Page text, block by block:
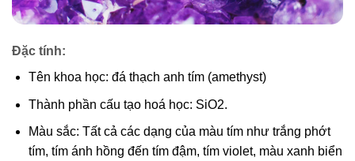
Đặc tính:
Tên khoa học: đá thạch anh tím (amethyst)
Thành phần cấu tạo hoá học: SiO2.
Màu sắc: Tất cả các dạng của màu tím như trắng phớt
tím, tím ánh hồng đến tím đậm, tím violet, màu xanh biển